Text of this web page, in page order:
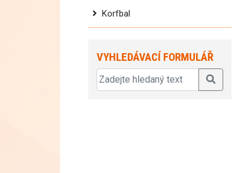
Korfbal
VYHLEDÁVACÍ FORMULÁŘ